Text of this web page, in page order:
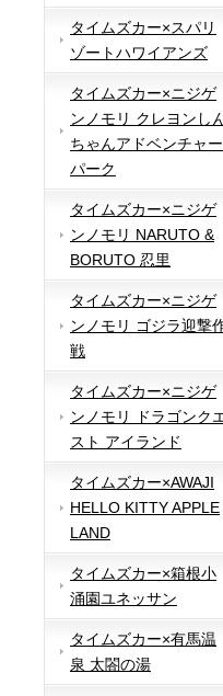
タイムズカー×スパリ
ゾートハワイアンズ
タイムズカー×ニジゲ
ンノモリ クレヨンし
ちゃんアドベンチャー
パーク
タイムズカー×ニジゲ
ンノモリ NARUTO &
BORUTO 忍里
タイムズカー×ニジゲ
ンノモリ ゴジラ迎撃
戦
タイムズカー×ニジゲ
ンノモリ ドラゴンク
スト アイランド
タイムズカー×AWAJI
HELLO KITTY APPLE
LAND
タイムズカー×箱根小
涌園ユネッサン
タイムズカー×有馬温
泉 太閤の湯